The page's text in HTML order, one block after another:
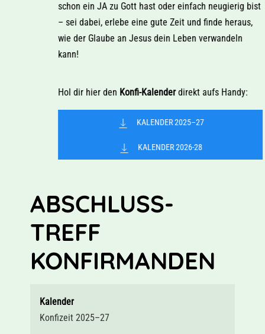
schon ein JA zu Gott hast oder einfach neugierig bist
– sei dabei, erlebe eine gute Zeit und finde heraus,
wie der Glaube an Jesus dein Leben verwandeln
Hol dir hier denKonfi-Kalenderdirekt aufs Handy:
KALENDER 2025–27
KALENDER 2026-28
ABSCHLUSS-
TREFF
KONFIRMANDEN
Kalender
Konfizeit 2025–27